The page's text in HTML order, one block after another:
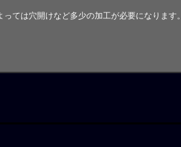
ては穴開けなど多少の加工が必要になります。